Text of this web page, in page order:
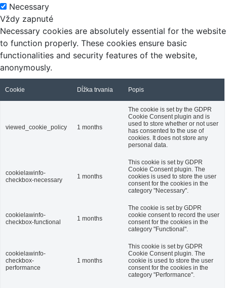
Necessary
Vždy zapnuté
Necessary cookies are absolutely essential for the website
to function properly. These cookies ensure basic
functionalities and security features of the website,
anonymously.
Cookie Dĺžka trvania Popis
viewed_cookie_policy 1 months
The cookie is set by the GDPR
Cookie Consent plugin and is
used to store whether or not user
has consented to the use of
cookies. It does not store any
personal data.
cookielawinfo-
checkbox-necessary
1 months
This cookie is set by GDPR
Cookie Consent plugin. The
cookies is used to store the user
consent for the cookies in the
category "Necessary".
cookielawinfo-
checkbox-functional
1 months
The cookie is set by GDPR
cookie consent to record the user
consent for the cookies in the
category "Functional".
cookielawinfo-
checkbox-
performance
1 months
This cookie is set by GDPR
Cookie Consent plugin. The
cookie is used to store the user
consent for the cookies in the
category "Performance".